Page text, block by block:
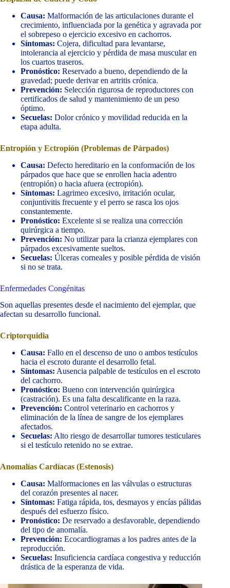
Causa: Malformación de las articulaciones durante el
crecimiento, influenciada por la genética y agravada por
el sobrepeso o ejercicio excesivo en cachorros.
Síntomas: Cojera, dificultad para levantarse,
intolerancia al ejercicio y pérdida de masa muscular en
los cuartos traseros.
Pronóstico: Reservado a bueno, dependiendo de la
gravedad; puede derivar en artritis crónica.
Prevención: Selección rigurosa de reproductores con
certificados de salud y mantenimiento de un peso
óptimo.
Secuelas: Dolor crónico y movilidad reducida en la
etapa adulta.
Entropión y Ectropión (Problemas de Párpados)
Causa: Defecto hereditario en la conformación de los
párpados que hace que se enrollen hacia adentro
(entropión) o hacia afuera (ectropión).
Síntomas: Lagrimeo excesivo, irritación ocular,
conjuntivitis frecuente y el perro se rasca los ojos
constantemente.
Pronóstico: Excelente si se realiza una corrección
quirúrgica a tiempo.
Prevención: No utilizar para la crianza ejemplares con
párpados excesivamente sueltos.
Secuelas: Úlceras corneales y posible pérdida de visión
si no se trata.
Enfermedades Congénitas
Son aquellas presentes desde el nacimiento del ejemplar, que
afectan su desarrollo funcional.
Criptorquidia
Causa: Fallo en el descenso de uno o ambos testículos
hacia el escroto durante el desarrollo fetal.
Síntomas: Ausencia palpable de testículos en el escroto
del cachorro.
Pronóstico: Bueno con intervención quirúrgica
(castración). Es una falta descalificante en la raza.
Prevención: Control veterinario en cachorros y
eliminación de la línea de sangre de los ejemplares
afectados.
Secuelas: Alto riesgo de desarrollar tumores testiculares
si el testículo retenido no se extrae.
Anomalías Cardíacas (Estenosis)
Causa: Malformaciones en las válvulas o estructuras
del corazón presentes al nacer.
Síntomas: Fatiga rápida, tos, desmayos y encías pálidas
después del esfuerzo físico.
Pronóstico: De reservado a desfavorable, dependiendo
del tipo de anomalía.
Prevención: Ecocardiogramas a los padres antes de la
reproducción.
Secuelas: Insuficiencia cardíaca congestiva y reducción
drástica de la esperanza de vida.